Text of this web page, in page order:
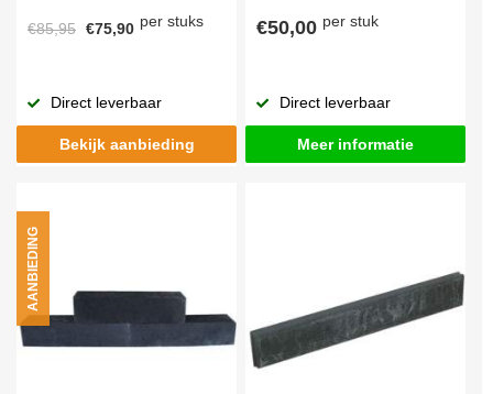
€85,95 €75,90 per stuks
Direct leverbaar
Bekijk aanbieding
€50,00 per stuk
Direct leverbaar
Meer informatie
AANBIEDING